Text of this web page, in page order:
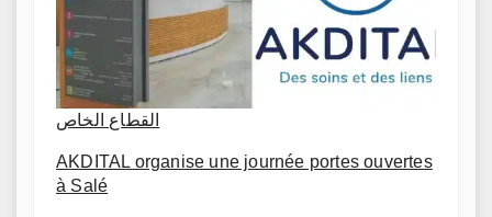
القطاع الخاص
AKDITAL organise une journée portes ouvertes
à Salé